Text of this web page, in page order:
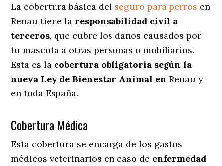
La cobertura básica del seguro para perros en
Renau tiene la responsabilidad civil a
terceros, que cubre los daños causados por
tu mascota a otras personas o mobiliarios.
Esta es la cobertura obligatoria según la
nueva Ley de Bienestar Animal enRenau y
en toda España.
Cobertura Médica
Esta cobertura se encarga de los gastos
médicos veterinarios en caso de enfermedad